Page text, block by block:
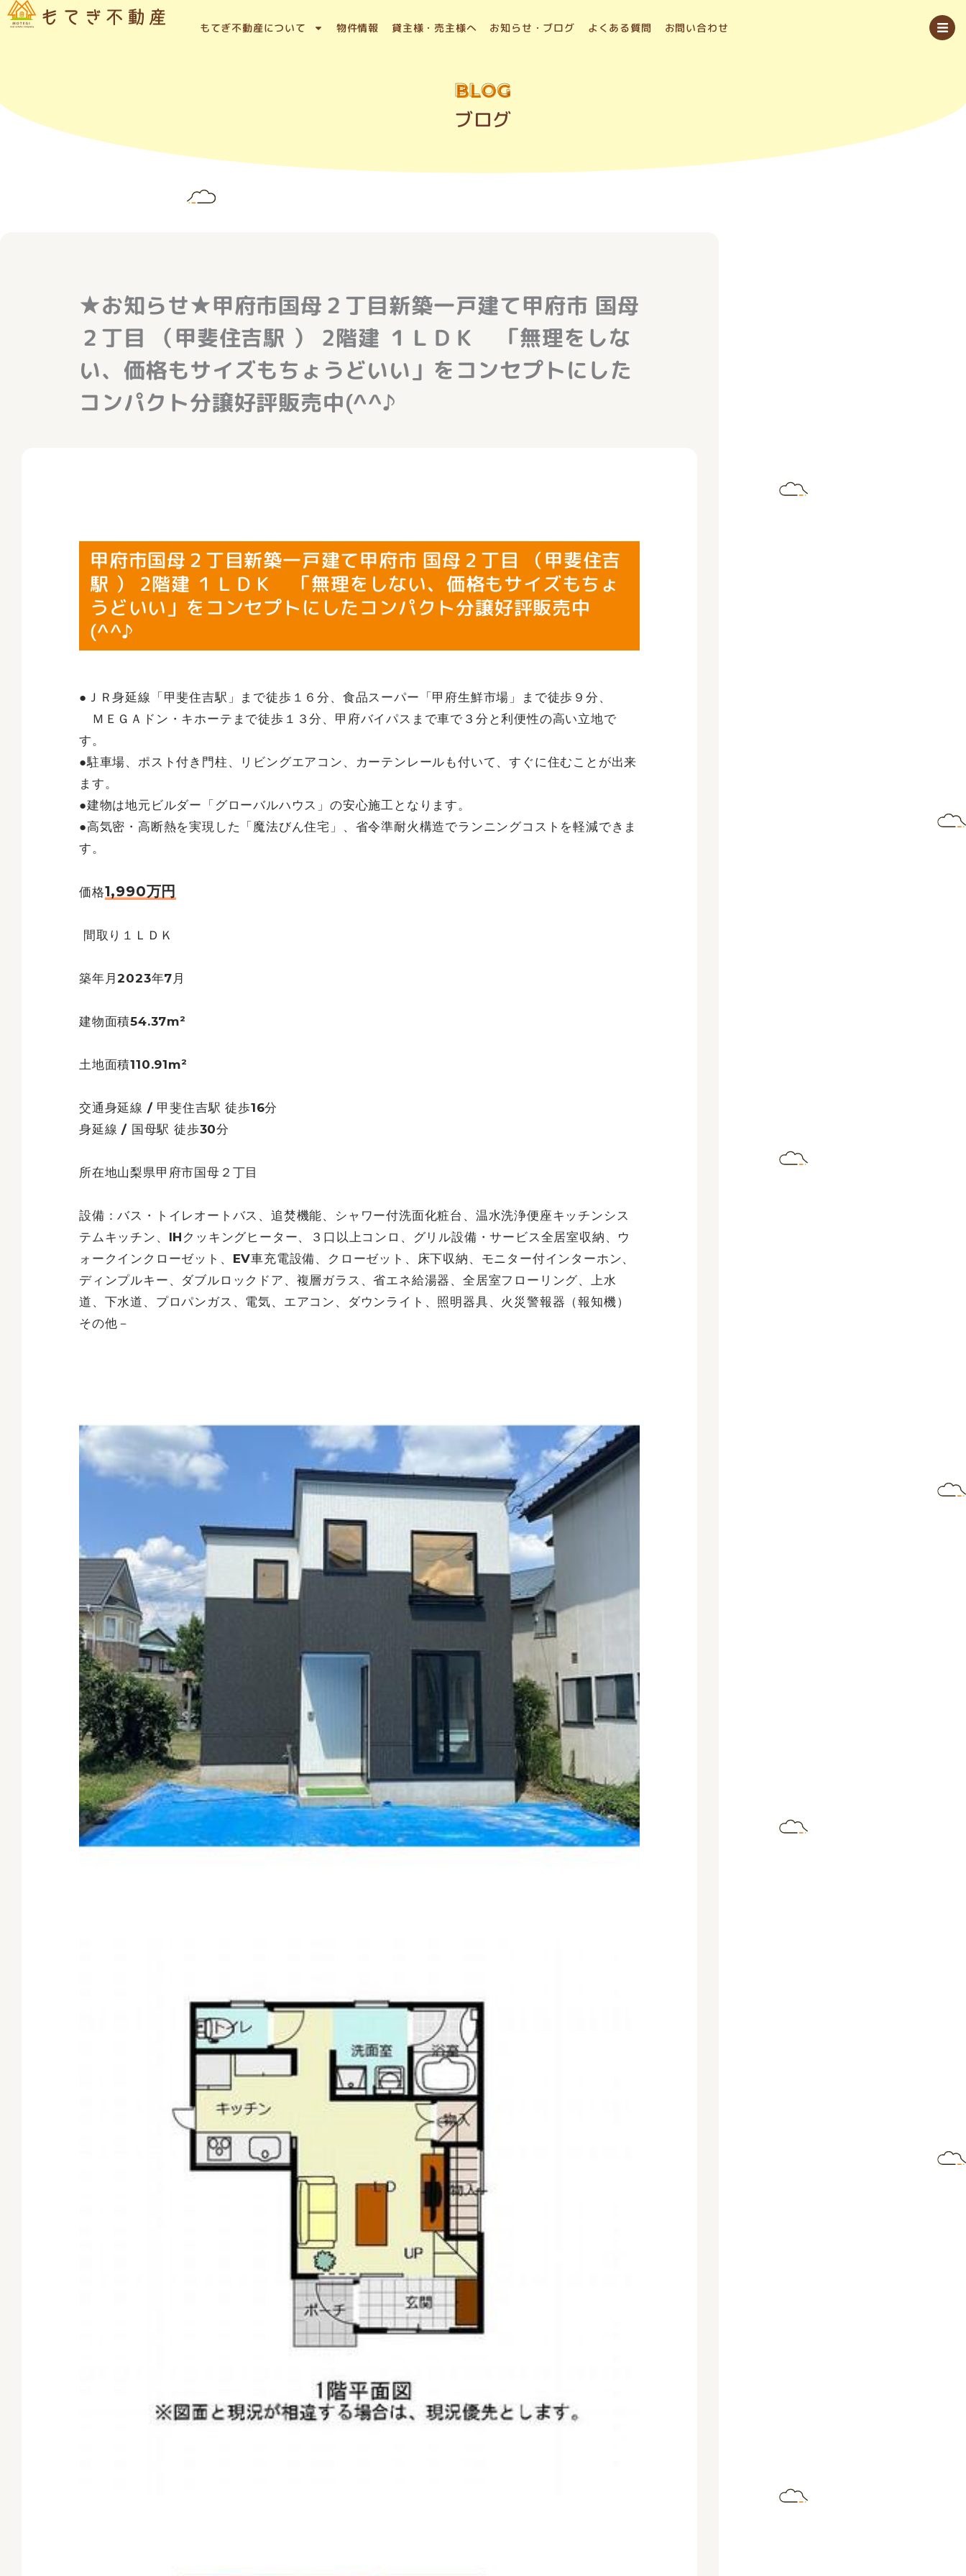
内
容
プ
もてぎ不動産について 物件情報 貸主様・売主様へ お知らせ・ブログ よくある質問 お問い合わせ
BLOG
ブログ
★お知らせ★甲府市国母２丁目新築一戸建て甲府市 国母
２丁目 （甲斐住吉駅 ） 2階建 １ＬＤＫ 「無理をしな
い、価格もサイズもちょうどいい」をコンセプトにした
コンパクト分譲好評販売中(^^♪
甲府市国母２丁目新築一戸建て甲府市 国母２丁目 （甲斐住吉
駅 ） 2階建 １ＬＤＫ 「無理をしない、価格もサイズもちょ
うどいい」をコンセプトにしたコンパクト分譲好評販売中
(^^♪
●ＪＲ身延線「甲斐住吉駅」まで徒歩１６分、食品スーパー「甲府生鮮市場」まで徒歩９分、
ＭＥＧＡドン・キホーテまで徒歩１３分、甲府バイパスまで車で３分と利便性の高い立地で
す。
●駐車場、ポスト付き門柱、リビングエアコン、カーテンレールも付いて、すぐに住むことが出来
ます。
●建物は地元ビルダー「グローバルハウス」の安心施工となります。
●高気密・高断熱を実現した「魔法びん住宅」、省令準耐火構造でランニングコストを軽減できま
す。
価格1,990万円
間取り１ＬＤＫ
築年月2023年7月
建物面積54.37m²
土地面積110.91m²
交通身延線 / 甲斐住吉駅 徒歩16分
身延線 / 国母駅 徒歩30分
所在地山梨県甲府市国母２丁目
設備：バス・トイレオートバス、追焚機能、シャワー付洗面化粧台、温水洗浄便座キッチンシス
テムキッチン、IHクッキングヒーター、３口以上コンロ、グリル設備・サービス全居室収納、ウ
ォークインクローゼット、EV車充電設備、クローゼット、床下収納、モニター付インターホン、
ディンプルキー、ダブルロックドア、複層ガラス、省エネ給湯器、全居室フローリング、上水
道、下水道、プロパンガス、電気、エアコン、ダウンライト、照明器具、火災警報器（報知機）
その他－